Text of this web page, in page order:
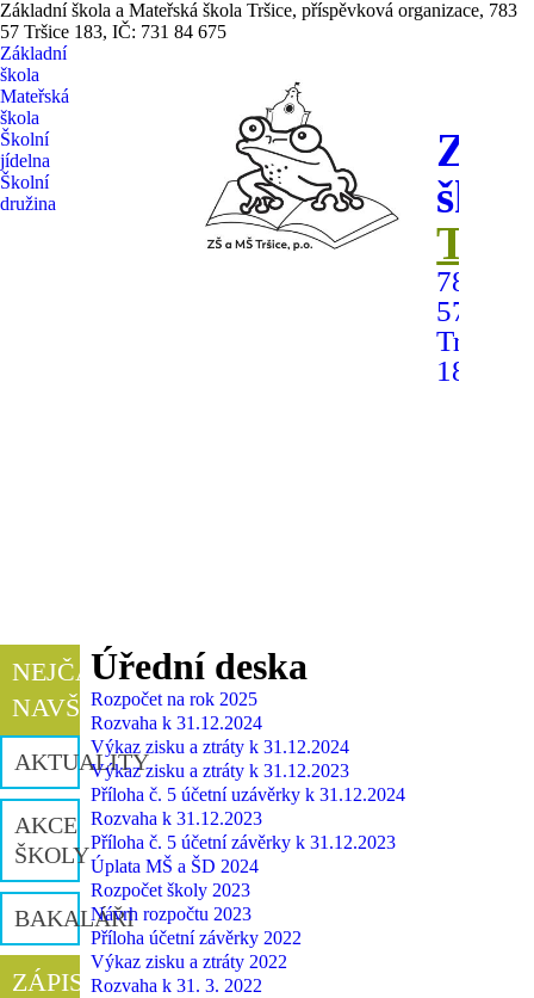
Základní škola a Mateřská škola Tršice, příspěvková organizace, 783
57 Tršice 183, IČ: 731 84 675
Základní
škola
Mateřská
škola
Školní
jídelna
Školní
družina
783
57
Tršice
183
NEJČASTĚJI
NAVŠTĚVOVANÉ
AKTUALITY
AKCE
ŠKOLY
BAKALÁŘI
ZÁPIS
Úřední deska
Rozpočet na rok 2025
Rozvaha k 31.12.2024
Výkaz zisku a ztráty k 31.12.2024
Výkaz zisku a ztráty k 31.12.2023
Příloha č. 5 účetní uzávěrky k 31.12.2024
Rozvaha k 31.12.2023
Příloha č. 5 účetní závěrky k 31.12.2023
Úplata MŠ a ŠD 2024
Rozpočet školy 2023
Návrh rozpočtu 2023
Příloha účetní závěrky 2022
Výkaz zisku a ztráty 2022
Rozvaha k 31. 3. 2022